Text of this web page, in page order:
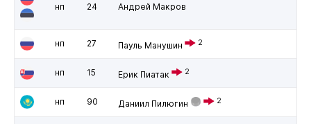
нп 24 Андрей Макров
нп 27 Пауль Манушин 2
нп 15 Ерик Пиатак 2
нп 90 Даниил Пилюгин 2